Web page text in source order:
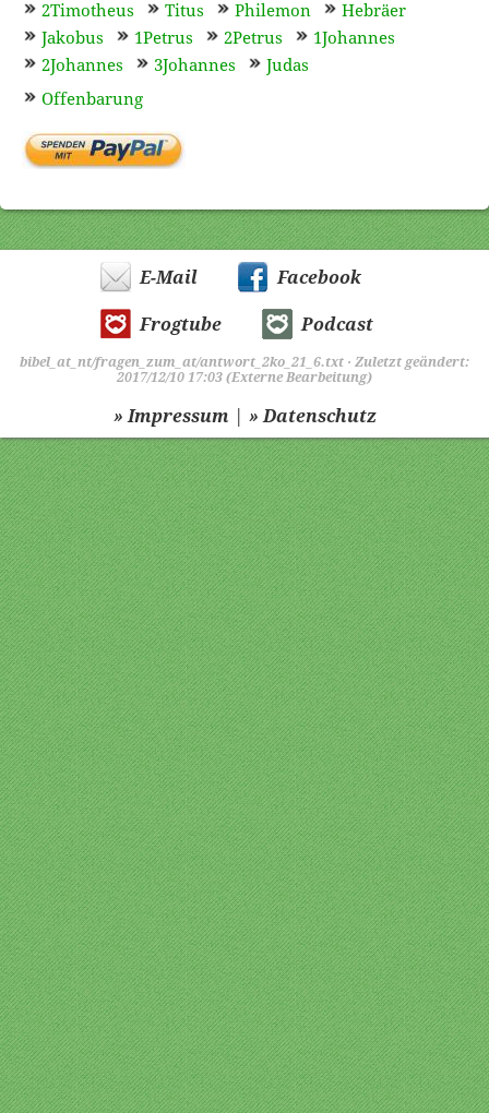
2Timotheus
Titus Philemon
Hebräer
Jakobus
1Petrus 2Petrus
1Johannes
2Johannes
3Johannes
Judas
Offenbarung
E-Mail Facebook
Frogtube Podcast
bibel_at_nt/fragen_zum_at/antwort_2ko_21_6.txt · Zuletzt geändert:
2017/12/10 17:03 (Externe Bearbeitung)
» Impressum | » Datenschutz